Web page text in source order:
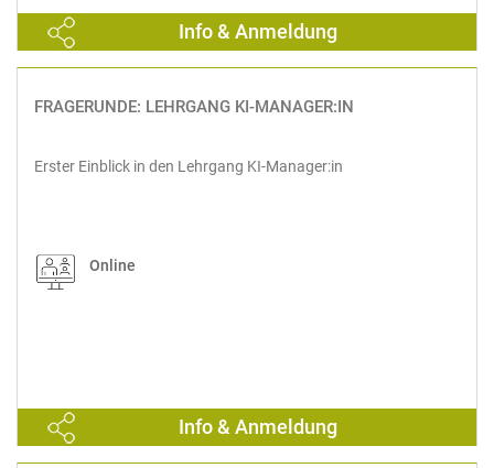
Info & Anmeldung
FRAGERUNDE: LEHRGANG KI-MANAGER:IN
Erster Einblick in den Lehrgang KI-Manager:in
Online
Info & Anmeldung